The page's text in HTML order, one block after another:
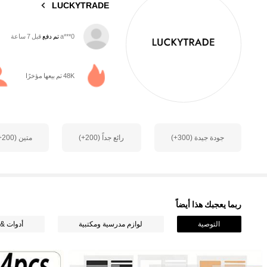
LUCKYTRADE
e***zتمت متابعةقبل 8 ساعة
571 متابعون
48K تم بيعها مؤخرًا
جودة جيدة (300+) رائع جداً (200+) متين (200+)
ربما يعجبك هذا أيضاً
التوصية لوازم مدرسية ومكتبية أدوات